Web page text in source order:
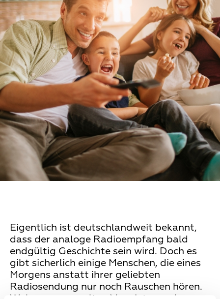
Eigentlich ist deutschlandweit bekannt,
dass der analoge Radioempfang bald
endgültig Geschichte sein wird. Doch es
gibt sicherlich einige Menschen, die eines
Morgens anstatt ihrer geliebten
Radiosendung nur noch Rauschen hören.